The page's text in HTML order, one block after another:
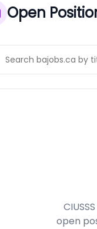
Open
open